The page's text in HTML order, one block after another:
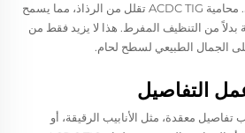
أو طلاءً لتحقيق مظهر منتهي. محامية ACDC TIG تقلل من الرذاذ، مما يسمح
بدلاً من التنظيف المفرط. هذا لا يزيد فقط من
الجمال الطبيعي لسطح لحام.
التفاصيل
تفاصيل معقدة، مثل الأنابيب الرقيقة، أو